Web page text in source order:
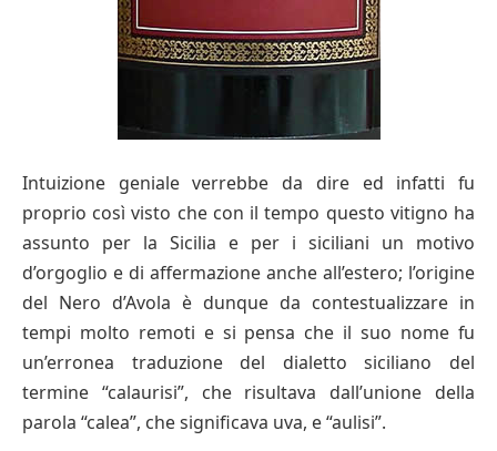
Intuizione geniale verrebbe da dire ed infatti fu
proprio così visto che con il tempo questo vitigno ha
assunto per la Sicilia e per i siciliani un motivo
d’orgoglio e di affermazione anche all’estero; l’origine
del Nero d’Avola è dunque da contestualizzare in
tempi molto remoti e si pensa che il suo nome fu
un’erronea traduzione del dialetto siciliano del
termine “calaurisi”, che risultava dall’unione della
parola “calea”, che significava uva, e “aulisi”.